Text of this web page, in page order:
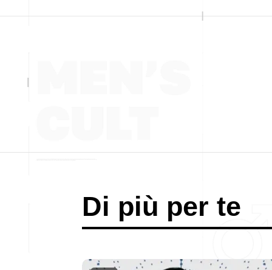
Di più per te